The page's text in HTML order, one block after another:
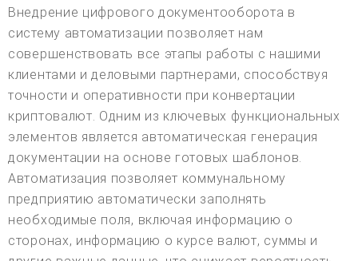
Внедрение цифрового документооборота в
систему автоматизации позволяет нам
совершенствовать все этапы работы с нашими
клиентами и деловыми партнерами, способствуя
точности и оперативности при конвертации
криптовалют. Одним из ключевых функциональных
элементов является автоматическая генерация
документации на основе готовых шаблонов.
Автоматизация позволяет коммунальному
предприятию автоматически заполнять
необходимые поля, включая информацию о
сторонах, информацию о курсе валют, суммы и